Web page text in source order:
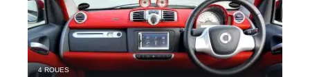
4 ROUES